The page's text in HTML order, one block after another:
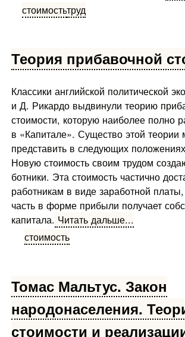
стоимостьтруд
Теория прибавочной
Классики английской политической
и Д. Рикардо выдвинули тео­рию
стоимости, которую наи­более полно
в «Капитале». Существо этой теории
представить в следующих
Новую стоимость своим трудом
ботники. Эта стоимость частично
работникам в виде заработной
часть в форме прибыли получает
капитала. Читать дальше...
стоимость
Томас Мальтус. Закон
народонаселения.
стоимости и